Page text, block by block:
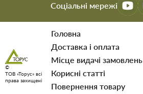
Соціальні мережі
©
ТОВ «Торус» всі
права захищені
Головна
Доставка і оплата
Мiсце видачi замовлень
Корисні статті
Повернення товару